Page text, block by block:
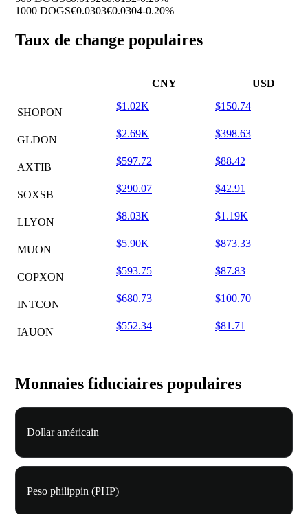
1000 DOGS€0.0303€0.0304-0.20%
Taux de change populaires
CNY USD
SHOPON
$1.02K $150.74
GLDON
$2.69K $398.63
AXTIB
$597.72 $88.42
SOXSB
$290.07 $42.91
LLYON
$8.03K $1.19K
MUON
$5.90K $873.33
COPXON
$593.75 $87.83
INTCON
$680.73 $100.70
IAUON
$552.34 $81.71
Monnaies fiduciaires populaires
Dollar américain
Peso philippin (PHP)